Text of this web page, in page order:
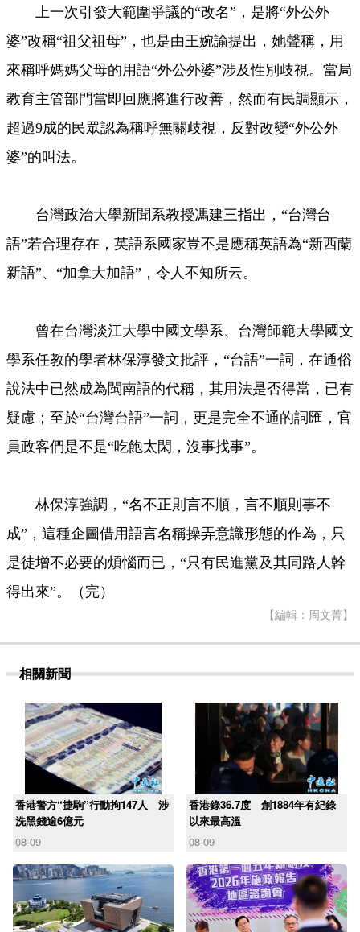
上一次引發大範圍爭議的“改名”，是將“外公外
婆”改稱“祖父祖母”，也是由王婉諭提出，她聲稱，用
來稱呼媽媽父母的用語“外公外婆”涉及性別歧視。當局
教育主管部門當即回應將進行改善，然而有民調顯示，
超過9成的民眾認為稱呼無關歧視，反對改變“外公外
婆”的叫法。
台灣政治大學新聞系教授馮建三指出，“台灣台
語”若合理存在，英語系國家豈不是應稱英語為“新西蘭
新語”、“加拿大加語”，令人不知所云。
曾在台灣淡江大學中國文學系、台灣師範大學國文
學系任教的學者林保淳發文批評，“台語”一詞，在通俗
說法中已然成為閩南語的代稱，其用法是否得當，已有
疑慮；至於“台灣台語”一詞，更是完全不通的詞匯，官
員政客們是不是“吃飽太閑，沒事找事”。
林保淳強調，“名不正則言不順，言不順則事不
成”，這種企圖借用語言名稱操弄意識形態的作為，只
是徒增不必要的煩惱而已，“只有民進黨及其同路人幹
得出來”。（完）
【編輯：周文菁】
相關新聞
香港警方“捷駒”行動拘147人 涉
洗黑錢逾6億元
08-09
香港錄36.7度 創1884年有紀錄
以來最高溫
08-09